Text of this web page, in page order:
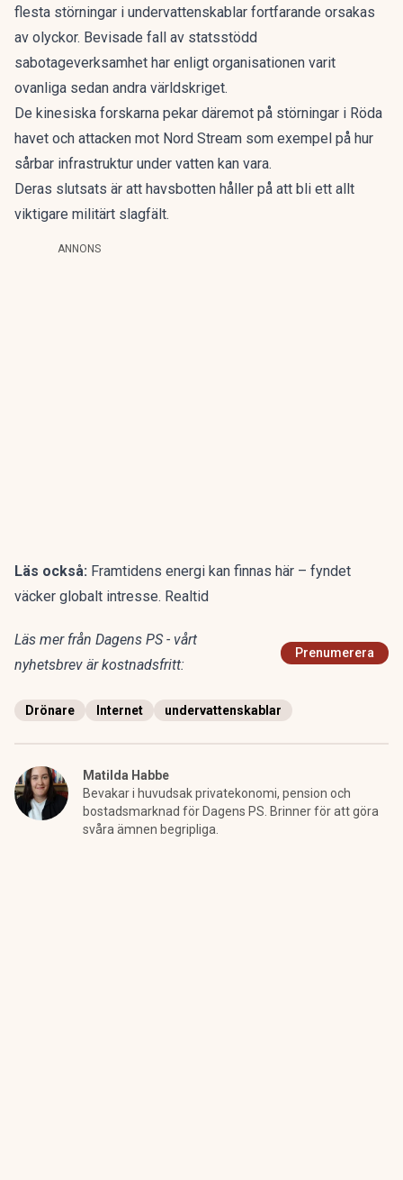
flesta störningar i undervattenskablar fortfarande orsakas
av olyckor. Bevisade fall av statsstödd
sabotageverksamhet har enligt organisationen varit
ovanliga sedan andra världskriget.
De kinesiska forskarna pekar däremot på störningar i Röda
havet och attacken mot Nord Stream som exempel på hur
sårbar infrastruktur under vatten kan vara.
Deras slutsats är att havsbotten håller på att bli ett allt
viktigare militärt slagfält.
ANNONS
Läs också: Framtidens energi kan finnas här – fyndet
väcker globalt intresse. Realtid
Läs mer från Dagens PS - vårt
nyhetsbrev är kostnadsfritt:
Prenumerera
Drönare Internet undervattenskablar
Matilda Habbe
Bevakar i huvudsak privatekonomi, pension och
bostadsmarknad för Dagens PS. Brinner för att göra
svåra ämnen begripliga.